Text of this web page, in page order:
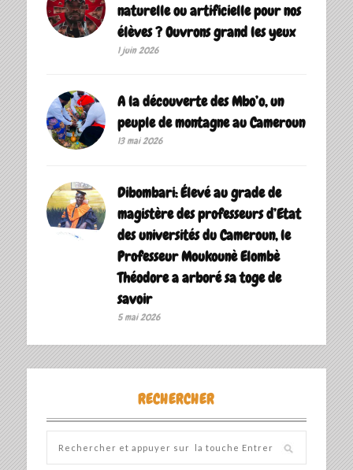
naturelle ou artificielle pour nos
élèves ? Ouvrons grand les yeux
1 juin 2026
A la découverte des Mbo’o, un
peuple de montagne au Cameroun
13 mai 2026
Dibombari: Élevé au grade de
magistère des professeurs d’Etat
des universités du Cameroun, le
Professeur Moukounè Elombè
Théodore a arboré sa toge de
savoir ‎
5 mai 2026
RECHERCHER